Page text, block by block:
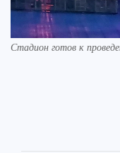
Стадион готов к